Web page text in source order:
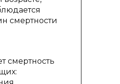
смертности
смертность